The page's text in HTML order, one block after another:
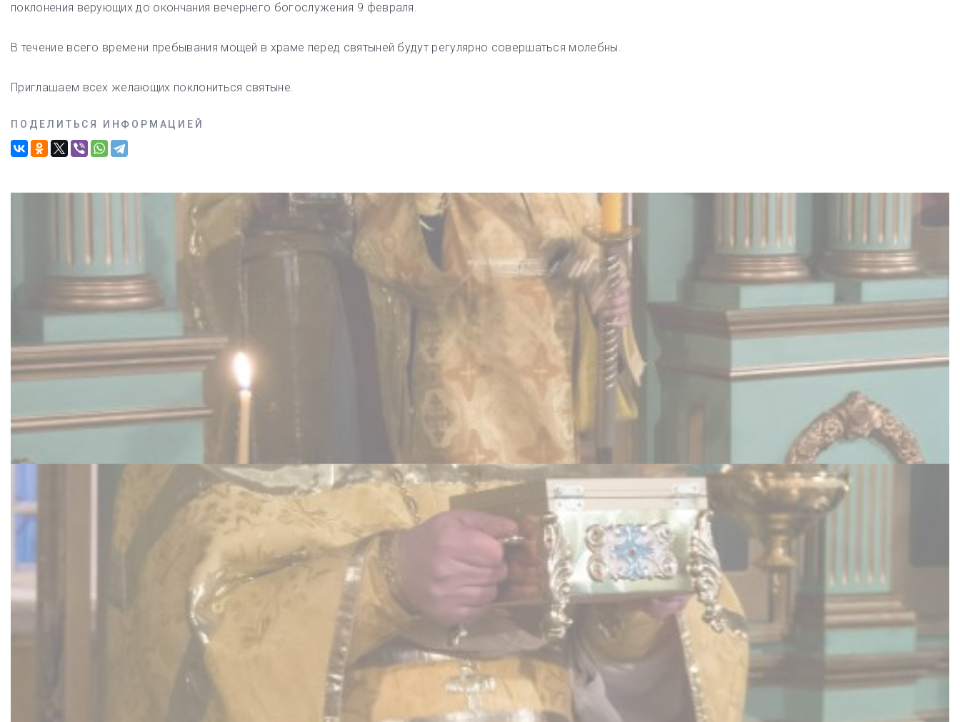
поклонения верующих до окончания вечернего богослужения 9 февраля.
В течение всего времени пребывания мощей в храме перед святыней будут регулярно совершаться молебны.
Приглашаем всех желающих поклониться святыне.
ПОДЕЛИТЬСЯ ИНФОРМАЦИЕЙ